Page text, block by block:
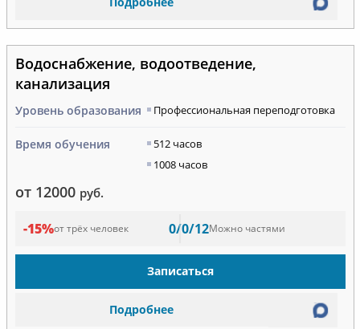
Водоснабжение, водоотведение,
канализация
Уровень образования Профессиональная переподготовка
Время обучения
512 часов
1008 часов
от 12000 руб.
-15%от трёх человек 0/0/12Можно частями
Записаться
Подробнее